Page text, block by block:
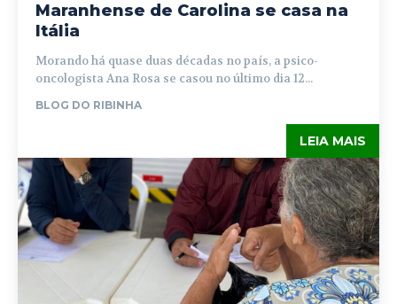
Maranhense de Carolina se casa na
Itália
Morando há quase duas décadas no país, a psico-
oncologista Ana Rosa se casou no último dia 12...
BLOG DO RIBINHA
LEIA MAIS